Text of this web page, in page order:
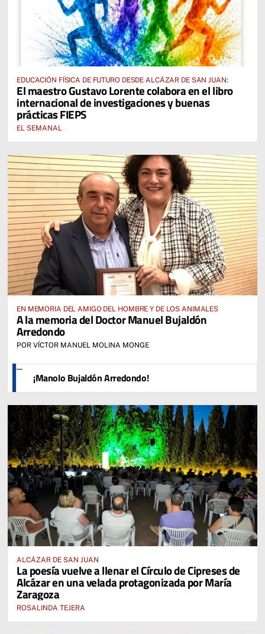
EDUCACIÓN FÍSICA DE FUTURO DESDE ALCÁZAR DE SAN JUAN:
El maestro Gustavo Lorente colabora en el libro
internacional de investigaciones y buenas
prácticas FIEPS
EL SEMANAL
EN MEMORIA DEL AMIGO DEL HOMBRE Y DE LOS ANIMALES
A la memoria del Doctor Manuel Bujaldón
Arredondo
POR VÍCTOR MANUEL MOLINA MONGE
¡Manolo Bujaldón Arredondo!
ALCÁZAR DE SAN JUAN
La poesía vuelve a llenar el Círculo de Cipreses de
Alcázar en una velada protagonizada por María
Zaragoza
ROSALINDA TEJERA